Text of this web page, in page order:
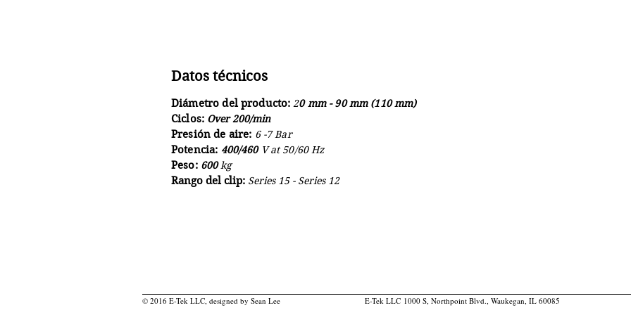
Datos técnicos
Diámetro del producto: 20 mm - 90 mm (110 mm)
Ciclos: Over 200/min
Presión de aire: 6 -7 Bar
Potencia: 400/460 V at 50/60 Hz
Peso: 600kg
Rango del clip: Series 15 - Series 12
© 2016 E-Tek LLC, designed by Sean Lee E-Tek LLC 1000 S, Northpoint Blvd., Waukegan, IL 60085